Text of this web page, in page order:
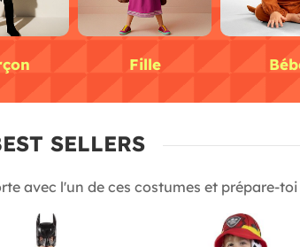
Fille
SELLERS
avec l'un de ces costumes et prépare-